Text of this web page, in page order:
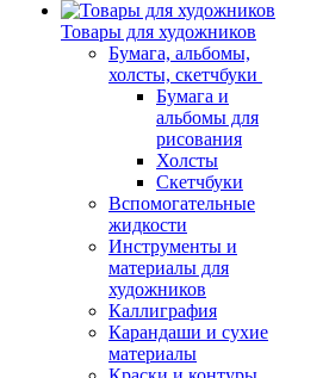
Товары для художников
Бумага, альбомы,
холсты, скетчбуки
Бумага и
альбомы для
рисования
Холсты
Скетчбуки
Вспомогательные
жидкости
Инструменты и
материалы для
художников
Каллиграфия
Карандаши и сухие
материалы